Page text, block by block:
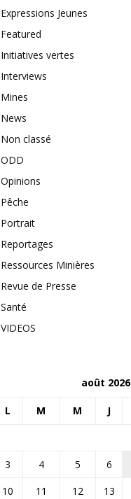
Expressions Jeunes
Featured
Initiatives vertes
Interviews
Mines
News
Non classé
ODD
Opinions
Pêche
Portrait
Reportages
Ressources Minières
Revue de Presse
Santé
VIDEOS
août 2026
L M M J
3
4 5 6
10
11 12 13